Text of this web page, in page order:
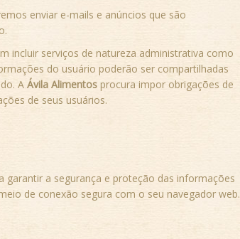
enviar e-mails e anúncios que são
incluir serviços de natureza administrativa como
do usuário poderão ser compartilhadas
A Ávila Alimentos procura impor obrigações de
de seus usuários.
a segurança e proteção das informações
de conexão segura com o seu navegador web.